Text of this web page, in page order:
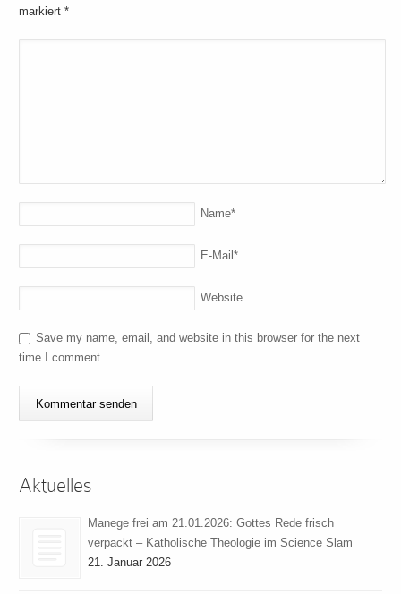
markiert*
Name*
E-Mail*
Website
Save my name, email, and website in this browser for the next
time I comment.
Aktuelles
Manege frei am 21.01.2026: Gottes Rede frisch
verpackt – Katholische Theologie im Science Slam
21. Januar 2026